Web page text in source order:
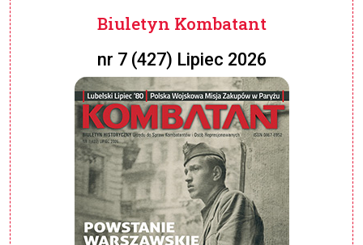
Biuletyn Kombatant
nr 7 (427) Lipiec 2026